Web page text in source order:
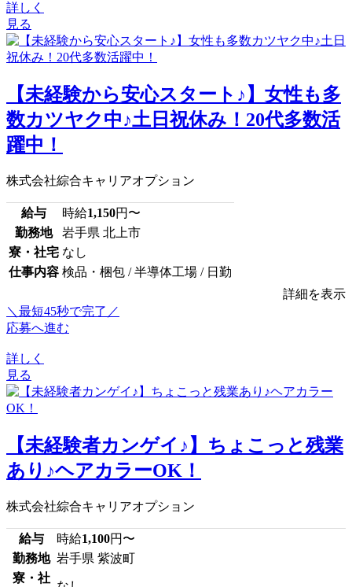
詳しく
見る
【未経験から安心スタート♪】女性も多
数カツヤク中♪土日祝休み！20代多数活
躍中！
株式会社綜合キャリアオプション
給与 時給1,150円〜
勤務地
岩手県 北上市
寮・社宅 なし
仕事内容 検品・梱包 / 半導体工場 / 日勤
詳細を表示
＼最短45秒で完了／
応募へ進む
詳しく
見る
【未経験者カンゲイ♪】ちょこっと残業
あり♪ヘアカラーOK！
株式会社綜合キャリアオプション
給与 時給1,100円〜
勤務地 岩手県 紫波町
寮・社